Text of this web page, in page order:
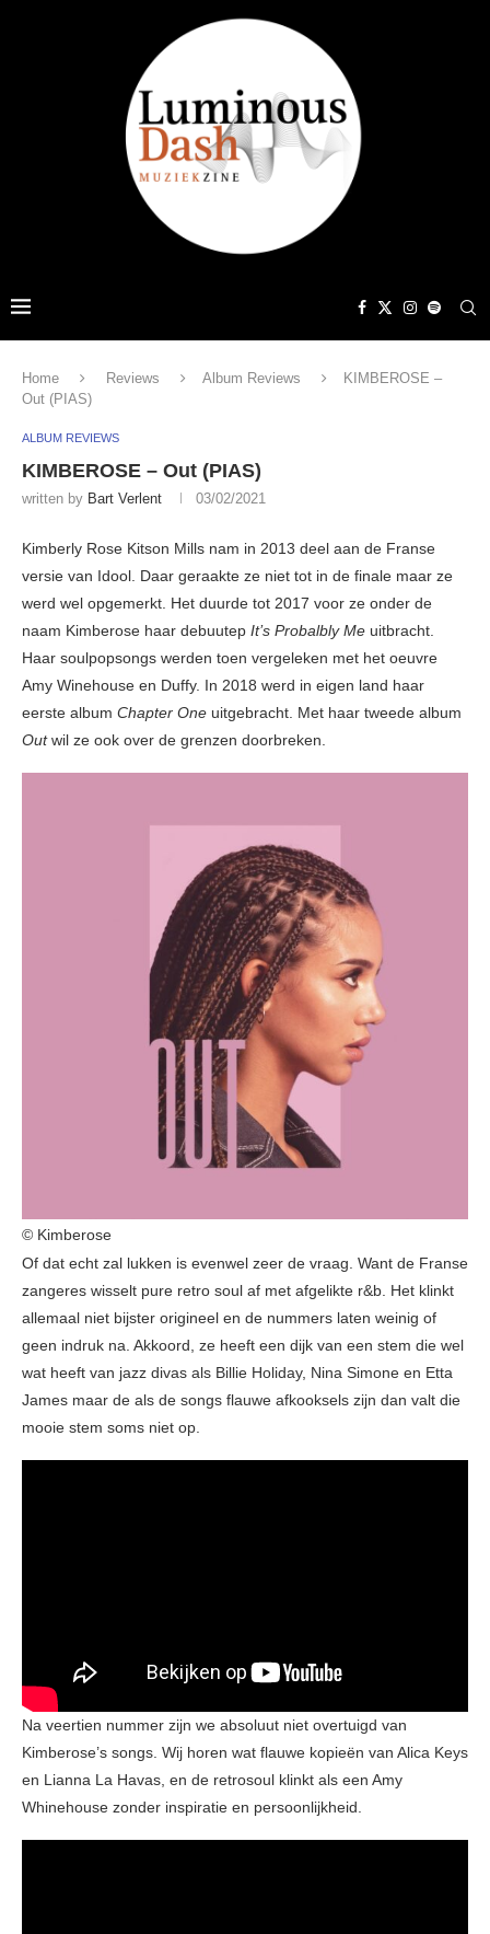
Home Reviews Album Reviews
KIMBEROSE –
Out (PIAS)
ALBUM REVIEWS
KIMBEROSE – Out (PIAS)
written by Bart Verlent 03/02/2021
Kimberly Rose Kitson Mills nam in 2013 deel aan de Franse
versie van Idool. Daar geraakte ze niet tot in de finale maar ze
werd wel opgemerkt. Het duurde tot 2017 voor ze onder de
naam Kimberose haar debuutep It’s Probalbly Me uitbracht.
Haar soulpopsongs werden toen vergeleken met het oeuvre
Amy Winehouse en Duffy. In 2018 werd in eigen land haar
eerste album Chapter One uitgebracht. Met haar tweede album
Outwil ze ook over de grenzen doorbreken.
© Kimberose
Of dat echt zal lukken is evenwel zeer de vraag. Want de Franse
zangeres wisselt pure retro soul af met afgelikte r&b. Het klinkt
allemaal niet bijster origineel en de nummers laten weinig of
geen indruk na. Akkoord, ze heeft een dijk van een stem die wel
wat heeft van jazz divas als Billie Holiday, Nina Simone en Etta
James maar de als de songs flauwe afkooksels zijn dan valt die
mooie stem soms niet op.
Na veertien nummer zijn we absoluut niet overtuigd van
Kimberose’s songs. Wij horen wat flauwe kopieën van Alica Keys
en Lianna La Havas, en de retrosoul klinkt als een Amy
Whinehouse zonder inspiratie en persoonlijkheid.